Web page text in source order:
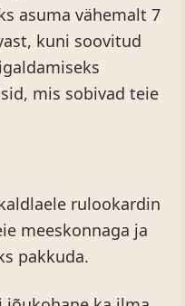
asuma vähemalt 7
kuni soovitud
mis sobivad teie
rulookardin
meeskonnaga ja
pakkuda.